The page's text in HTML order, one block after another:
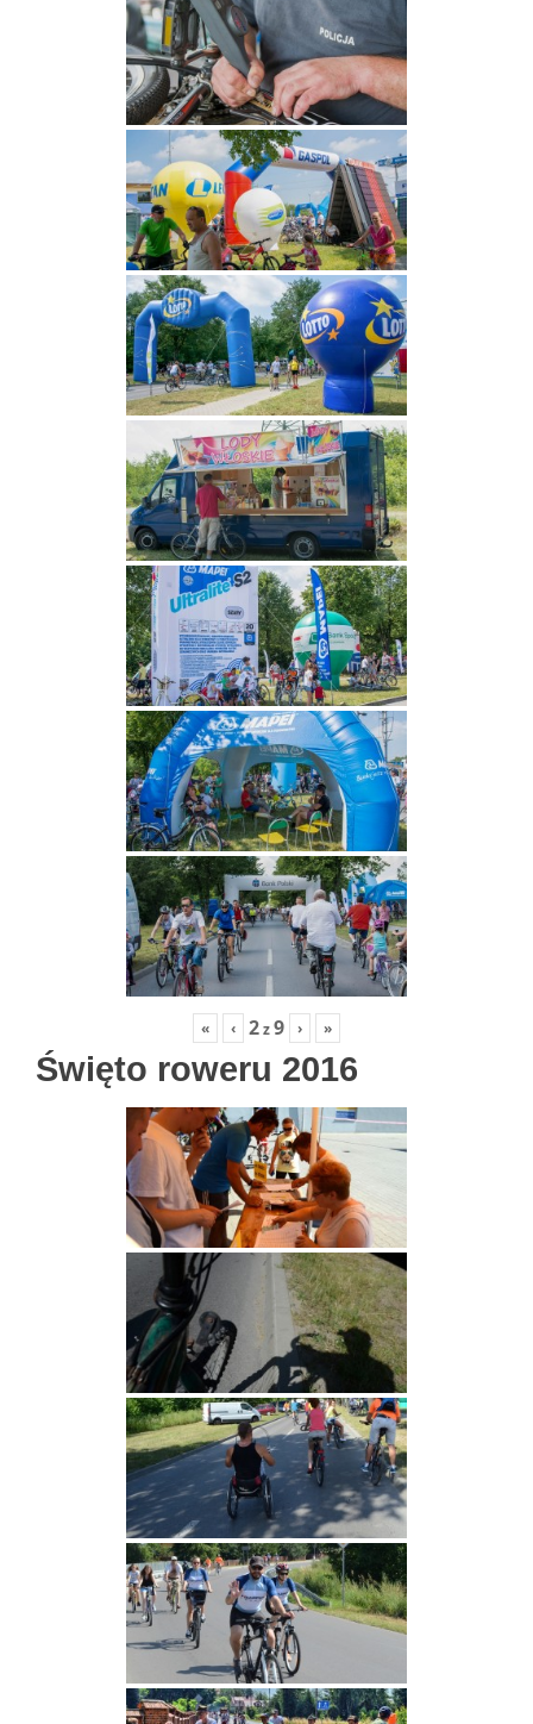
« ‹ 2z9 › »
Święto roweru 2016